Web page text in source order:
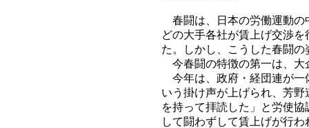
春闘は、日本の労働運動の
どの大手各社が賃上げ交渉
た。しかし、こうした春闘
今春闘の特徴の第一は、大
今年は、政府・経団連が一
いう掛け声が上げられ、芳
を持って拝読した」と労使
して闘わずして賃上げが行